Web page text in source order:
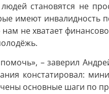
становятся не
имеют инвалидность
не хватает
– заверил
констатировал:
основные шаги по